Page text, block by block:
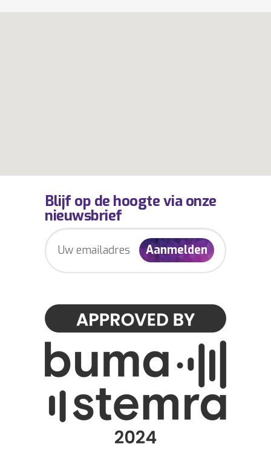
Blijf op de hoogte via onze
nieuwsbrief